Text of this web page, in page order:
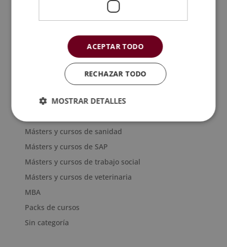
Másters y cursos de logística y transporte
Másters y cursos de nutrición y dietética
Másters y cursos de organización de eventos
Másters y cursos de peritaje
Másters y cursos de psicología
Másters y cursos de recursos humanos
Másters y cursos de sanidad
Másters y cursos de SAP
Másters y cursos de trabajo social
Másters y cursos de veterinaria
MBA
Packs de cursos
Sin categoría
ACEPTAR TODO
RECHAZAR TODO
MOSTRAR DETALLES